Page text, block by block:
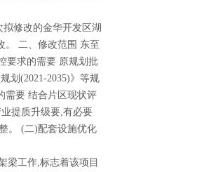
修改的金华开发区湖
。 二、修改范围 东至
要求的需要 原规划批
划(2021-2035)》等规
需要 结合片区现状评
提质升级要,有必要
。 (二)配套设施优化
工作,标志着该项目